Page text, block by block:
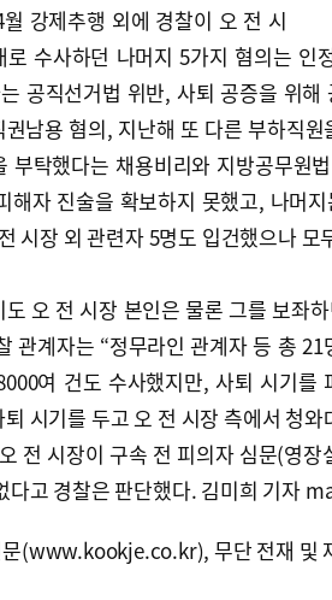
강제추행 외에 경찰이 오 전 시
로 수사하던 나머지 5가지 혐의는 인
공직선거법 위반, 사퇴 공증을 위
권남용 혐의, 지난해 또 다른 부하직
부탁했다는 채용비리와 지방공무원
해자 진술을 확보하지 못했고, 나머
시장 외 관련자 5명도 입건했으나 모
오 전 시장 본인은 물론 그를 보좌
관계자는 “정무라인 관계자 등 총
여 건도 수사했지만, 사퇴 시기를
퇴 시기를 두고 오 전 시장 측에서 청
전 시장이 구속 전 피의자 심문(영장
다고 경찰은 판단했다. 김미희 기자
(www.kookje.co.kr), 무단 전재 및